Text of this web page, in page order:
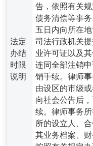
法定
办结
时限
说明
告，依照有关
债务清偿等事
五日内向所在
司法行政机关
业许可证以及
连同全部注销
销手续。律师
由设区的市级
向社会公告后
续。律师事务
所的设立人、
其业务档案、